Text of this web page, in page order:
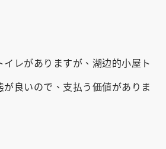
レがありますが、湖边的小屋ト
が良いので、支払う価値がありま